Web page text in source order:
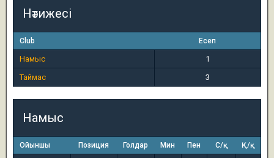
Нәтижесі
Club Есеп
Намыс
1
Таймас
3
Намыс
Ойыншы Позиция Голдар Мин Пен С/қ Қ/қ